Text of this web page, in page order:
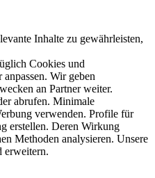
Inhalte zu gewährleisten,
Cookies und
Wir geben
an Partner weiter.
abrufen. Minimale
verwenden. Profile für
erstellen. Deren Wirkung
Methoden analysieren. Unsere
erweitern.